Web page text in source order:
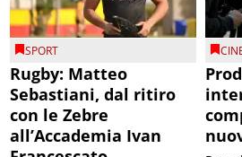
SPORT
Rugby: Matteo
Sebastiani, dal ritiro
con le Zebre
all’Accademia Ivan